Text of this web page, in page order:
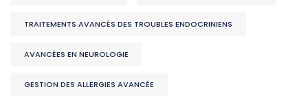
TRAITEMENTS AVANCÉS DES TROUBLES ENDOCRINIENS
AVANCÉES EN NEUROLOGIE
GESTION DES ALLERGIES AVANCÉE